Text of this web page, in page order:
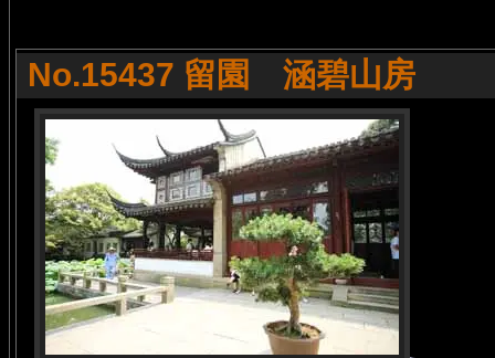
No.15437 留園 涵碧山房